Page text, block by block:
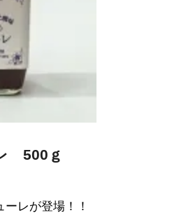
500ｇ
レが登場！！